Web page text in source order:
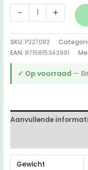
-
Aanbouwbrug
speeltoestel
houtpakket
Bridge,
aantal
+
SKU: P227082
EAN: 8715815343991
✓ Op voorraad —
Aanvullende
Gewicht